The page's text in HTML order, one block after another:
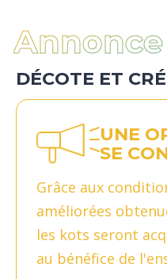
Annonce
DÉCOTE ET
UNE
SE
Grâce aux
améliorées
les kots seront
au bénéfice de